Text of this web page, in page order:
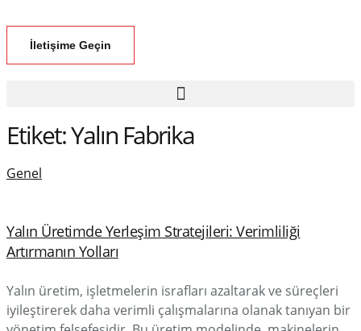
İletişime Geçin
Etiket:Yalın Fabrika
Genel
Yalın Üretimde Yerleşim Stratejileri: Verimliliği
Artırmanın Yolları
Yalın üretim, işletmelerin israfları azaltarak ve süreçleri
iyileştirerek daha verimli çalışmalarına olanak tanıyan bir